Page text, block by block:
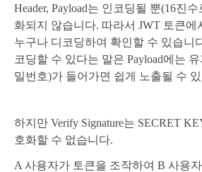
Header, Payload는 인코딩될 뿐(16진
화되지 않습니다. 따라서 JWT 토큰에
누구나 디코딩하여 확인할 수 있습니
코딩할 수 있다는 말은 Payload에는
밀번호)가 들어가면 쉽게 노출될 수
하지만 Verify Signature는 SECRET
호화할 수 없습니다.
A 사용자가 토큰을 조작하여 B 사용